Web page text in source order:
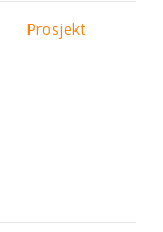
Prosjekt